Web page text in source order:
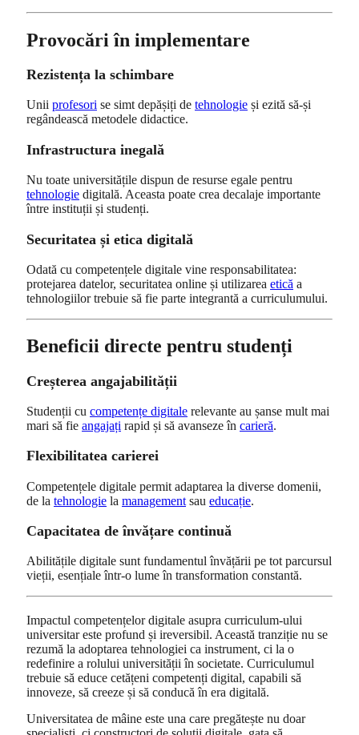
Provocări în implementare
Rezistența la schimbare
Unii profesori se simt depășiți de tehnologie și ezită să‑și
regândească metodele didactice.
Infrastructura inegală
Nu toate universitățile dispun de resurse egale pentru
tehnologie digitală. Aceasta poate crea decalaje importante
între instituții și studenți.
Securitatea și etica digitală
Odată cu competențele digitale vine responsabilitatea:
protejarea datelor, securitatea online și utilizarea etică a
tehnologiilor trebuie să fie parte integrantă a curriculumului.
Beneficii directe pentru studenți
Creșterea angajabilității
Studenții cu competențe digitale relevante au șanse mult mai
mari să fie angajați rapid și să avanseze în carieră.
Flexibilitatea carierei
Competențele digitale permit adaptarea la diverse domenii,
de la tehnologie la management sau educație.
Capacitatea de învățare continuă
Abilitățile digitale sunt fundamentul învățării pe tot parcursul
vieții, esențiale într‑o lume în transformation constantă.
Impactul competențelor digitale asupra curriculum‑ului
universitar este profund și ireversibil. Această tranziție nu se
rezumă la adoptarea tehnologiei ca instrument, ci la o
redefinire a rolului universității în societate. Curriculumul
trebuie să educe cetățeni competenți digital, capabili să
innoveze, să creeze și să conducă în era digitală.
Universitatea de mâine este una care pregătește nu doar